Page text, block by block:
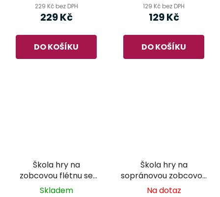
229 Kč bez DPH
229 Kč
DO KOŠÍKU
129 Kč bez DPH
129 Kč
DO KOŠÍKU
Škola hry na
zobcovou flétnu se
skřítkem Toníkem
Skladem
Škola hry na
sopránovou zobcovou
flétnu 2. díl - LadislavNa dotaz